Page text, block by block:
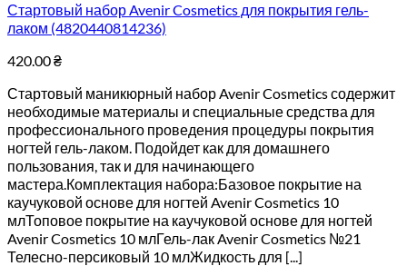
Стартовый набор Avenir Cosmetics для покрытия гель-
лаком (4820440814236)
420.00₴
Стартовый маникюрный набор Avenir Cosmetics содержит
необходимые материалы и специальные средства для
профессионального проведения процедуры покрытия
ногтей гель-лаком. Подойдет как для домашнего
пользования, так и для начинающего
мастера.Комплектация набора:Базовое покрытие на
каучуковой основе для ногтей Avenir Cosmetics 10
млТоповое покрытие на каучуковой основе для ногтей
Avenir Cosmetics 10 млГель-лак Avenir Cosmetics №21
Телесно-персиковый 10 млЖидкость для [...]